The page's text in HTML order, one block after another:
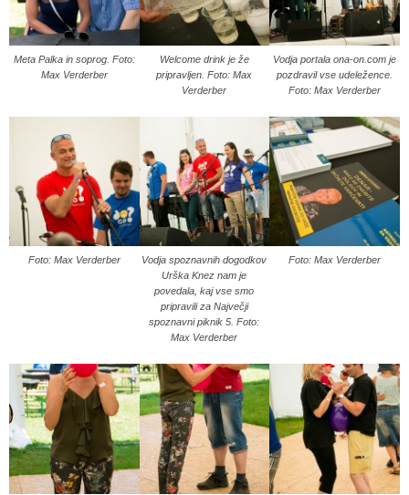
Meta Palka in soprog. Foto:
Max Verderber
Welcome drink je že
pripravljen. Foto: Max
Verderber
Vodja portala ona-on.com je
pozdravil vse udeležence.
Foto: Max Verderber
Foto: Max Verderber
Vodja spoznavnih dogodkov
Urška Knez nam je
povedala, kaj vse smo
pripravili za Največji
spoznavni piknik 5. Foto:
Max Verderber
Foto: Max Verderber